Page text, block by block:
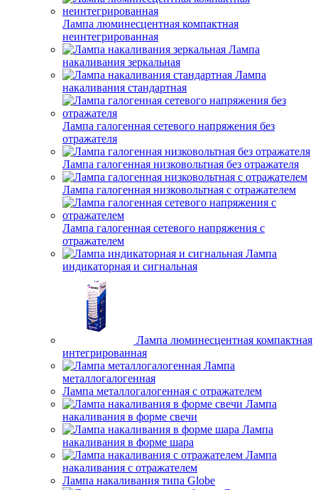
Лампа люминесцентная компактная
неинтегрированная
Лампа
накаливания зеркальная
Лампа
накаливания стандартная
Лампа галогенная сетевого напряжения без
отражателя
Лампа галогенная низковольтная без отражателя
Лампа галогенная низковольтная с отражателем
Лампа галогенная сетевого напряжения с
отражателем
Лампа
индикаторная и сигнальная
Лампа люминесцентная компактная
интегрированная
Лампа
металлогалогенная
Лампа металлогалогенная с отражателем
Лампа
накаливания в форме свечи
Лампа
накаливания в форме шара
Лампа
накаливания с отражателем
Лампа накаливания типа Globe